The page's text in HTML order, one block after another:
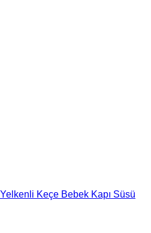
Keçe Bebek Kapı Süsü